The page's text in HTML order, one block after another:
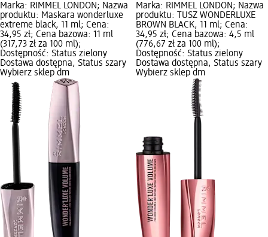
Marka: RIMMEL LONDON; Nazwa
produktu: Maskara wonderluxe
extreme black, 11 ml; Cena:
34,95 zł; Cena bazowa: 11 ml
(317,73 zł za 100 ml);
Dostępność: Status zielony
Dostawa dostępna, Status szary
Wybierz sklep dm
Marka: RIMMEL LONDON; Nazwa
produktu: TUSZ WONDERLUXE
BROWN BLACK, 11 ml; Cena:
34,95 zł; Cena bazowa: 4,5 ml
(776,67 zł za 100 ml);
Dostępność: Status zielony
Dostawa dostępna, Status szary
Wybierz sklep dm